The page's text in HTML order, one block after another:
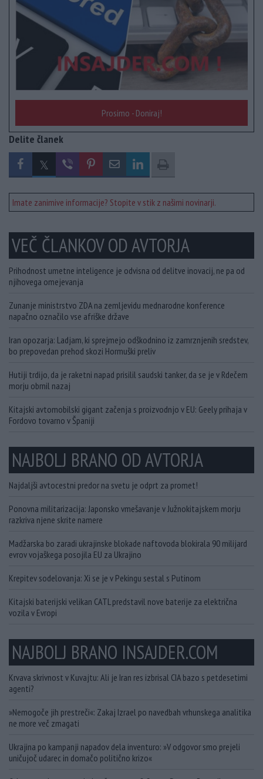
Prosimo - Doniraj!
Delite članek
Imate zanimive informacije? Stopite v stik z našimi novinarji.
VEČ ČLANKOV OD AVTORJA
Prihodnost umetne inteligence je odvisna od delitve inovacij, ne pa od
njihovega omejevanja
Zunanje ministrstvo ZDA na zemljevidu mednarodne konference
napačno označilo vse afriške države
Iran opozarja: Ladjam, ki sprejmejo odškodnino iz zamrznjenih sredstev,
bo prepovedan prehod skozi Hormuški preliv
Hutiji trdijo, da je raketni napad prisilil saudski tanker, da se je v Rdečem
morju obrnil nazaj
Kitajski avtomobilski gigant začenja s proizvodnjo v EU: Geely prihaja v
Fordovo tovarno v Španiji
NAJBOLJ BRANO OD AVTORJA
Najdaljši avtocestni predor na svetu je odprt za promet!
Ponovna militarizacija: Japonsko vmešavanje v Južnokitajskem morju
razkriva njene skrite namere
Madžarska bo zaradi ukrajinske blokade naftovoda blokirala 90 milijard
evrov vojaškega posojila EU za Ukrajino
Krepitev sodelovanja: Xi se je v Pekingu sestal s Putinom
Kitajski baterijski velikan CATL predstavil nove baterije za električna
vozila v Evropi
NAJBOLJ BRANO INSAJDER.COM
Krvava skrivnost v Kuvajtu: Ali je Iran res izbrisal CIA bazo s petdesetimi
agenti?
»Nemogoče jih prestreči«: Zakaj Izrael po navedbah vrhunskega analitika
ne more več zmagati
Ukrajina po kampanji napadov dela inventuro: »V odgovor smo prejeli
uničujoč udarec in domačo politično krizo«